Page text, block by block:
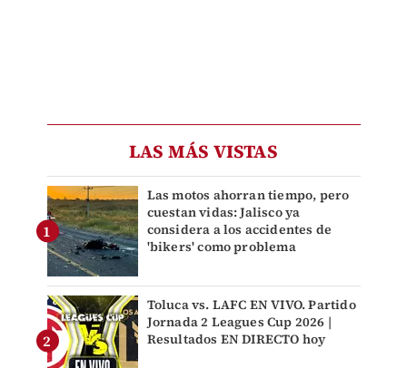
LAS MÁS VISTAS
Las motos ahorran tiempo, pero
cuestan vidas: Jalisco ya
considera a los accidentes de
'bikers' como problema
Toluca vs. LAFC EN VIVO. Partido
Jornada 2 Leagues Cup 2026 |
Resultados EN DIRECTO hoy